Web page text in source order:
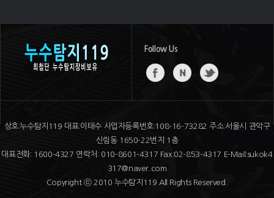
Follow Us
상호:누수탐지119 대표:이태수 사업자등록번호:108-16-73282 주소:서울시 관악구
신림동 1650-22번지 1층
대표전화: 1600-4327 연락처: 010-8601-4317 Fax:02-853-4317 E-Mail:sukok4
317@naver.com
Copyright ⓒ 2010 누수탐지119 All Rights Reserved.